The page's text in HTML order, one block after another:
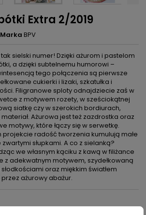
Extra 2/2019
Marka BPV
sielski numer! Dzięki ażurom i pastelom
a dzięki subtelnemu humorowi –
tego połączenia są pierwsze
cukierki i lizaki, szkatułka i
Filigranowe sploty odnajdziecie zaś w
z motywem rozety, w sześciokątnej
siatkę czy w szerokich bordiurach,
Ażurowa jest też zazdrostka oraz
motywy, które łączy się w serwetkę.
projekcie radość tworzenia kumulują małe
słupkami. A co z sielanką?
we własnym kąciku z kawą w filiżance
z adekwatnym motywem, szydełkowaną
oraz miękkim światłem
ażurowy abażur.